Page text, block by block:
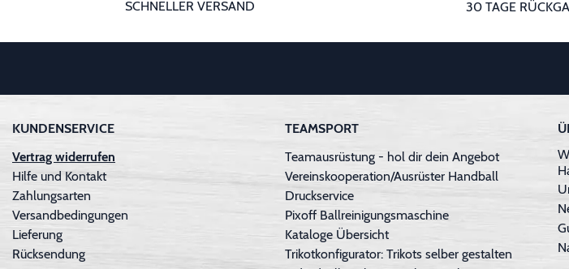
SCHNELLER VERSAND 30 TAGE
KUNDENSERVICE
Vertrag widerrufen
Hilfe und Kontakt
Zahlungsarten
Versandbedingungen
Lieferung
Rücksendung
TEAMSPORT
Teamausrüstung - hol dir dein Angebot
Vereinskooperation/Ausrüster Handball
Druckservice
Pixoff Ballreinigungsmaschine
Kataloge Übersicht
Trikotkonfigurator: Trikots selber gestalten